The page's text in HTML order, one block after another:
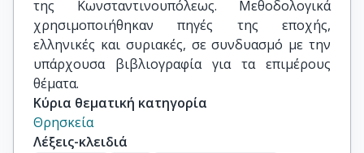
της Κωνσταντινουπόλεως. Μεθοδολογικά
χρησιμοποιήθηκαν πηγές της εποχής,
ελληνικές και συριακές, σε συνδυασμό με την
υπάρχουσα βιβλιογραφία για τα επιμέρους
θέματα.
Κύρια θεματική κατηγορία
Θρησκεία
Λέξεις-κλειδιά